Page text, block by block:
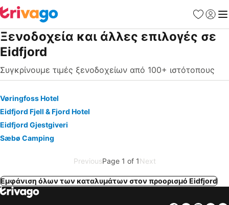
Ξενοδοχεία και άλλες επιλογές σε
Eidfjord
Συγκρίνουμε τιμές ξενοδοχείων από 100+ ιστότοπους
Vøringfoss Hotel
Eidfjord Fjell & Fjord Hotel
Eidfjord Gjestgiveri
Sæbø Camping
PreviousPage 1 of 1Next
Εμφάνιση όλων των καταλυμάτων στον προορισμό Eidfjord